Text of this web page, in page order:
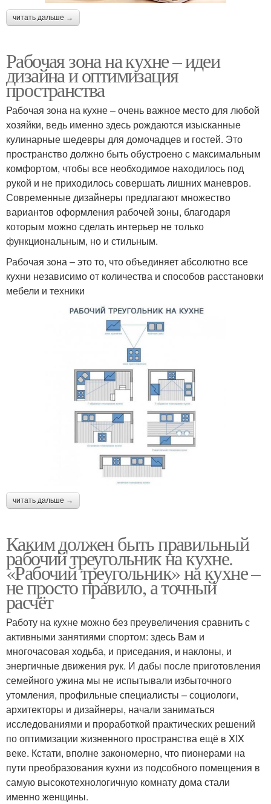
читать дальше →
Рабочая зона на кухне – идеи
дизайна и оптимизация
пространства
Рабочая зона на кухне – очень важное место для любой
хозяйки, ведь именно здесь рождаются изысканные
кулинарные шедевры для домочадцев и гостей. Это
пространство должно быть обустроено с максимальным
комфортом, чтобы все необходимое находилось под
рукой и не приходилось совершать лишних маневров.
Современные дизайнеры предлагают множество
вариантов оформления рабочей зоны, благодаря
которым можно сделать интерьер не только
функциональным, но и стильным.
Рабочая зона – это то, что объединяет абсолютно все
кухни независимо от количества и способов расстановки
мебели и техники
читать дальше →
Каким должен быть правильный
рабочий треугольник на кухне.
«Рабочий треугольник» на кухне –
не просто правило, а точный
расчёт
Работу на кухне можно без преувеличения сравнить с
активными занятиями спортом: здесь Вам и
многочасовая ходьба, и приседания, и наклоны, и
энергичные движения рук. И дабы после приготовления
семейного ужина мы не испытывали избыточного
утомления, профильные специалисты – социологи,
архитекторы и дизайнеры, начали заниматься
исследованиями и проработкой практических решений
по оптимизации жизненного пространства ещё в XIX
веке. Кстати, вполне закономерно, что пионерами на
пути преобразования кухни из подсобного помещения в
самую высокотехнологичную комнату дома стали
именно женщины.